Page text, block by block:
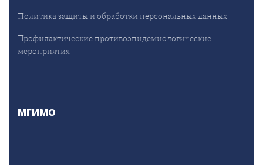
Политика защиты и обработки персональных данных
Профилактические противоэпидемиологические
мероприятия
МГИМО